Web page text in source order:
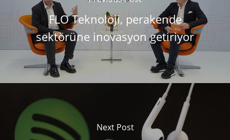
FLO Teknoloji, perakende
sektörüne inovasyon getiriyor
Next Post